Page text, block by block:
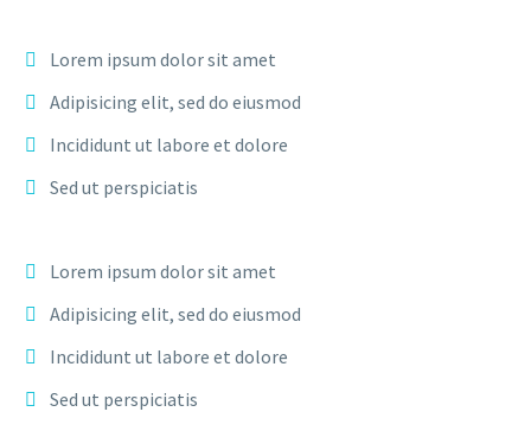
Lorem ipsum dolor sit amet
Adipisicing elit, sed do eiusmod
Incididunt ut labore et dolore
Sed ut perspiciatis
Lorem ipsum dolor sit amet
Adipisicing elit, sed do eiusmod
Incididunt ut labore et dolore
Sed ut perspiciatis